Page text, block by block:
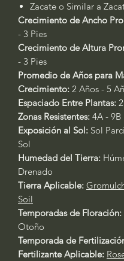
Zacate o Similar a
Crecimiento de Ancho
- 3 Pies
Crecimiento de Altura
- 3 Pies
Promedio de Años para
Crecimiento: 2 Años - 5
Espaciado Entre Plantas:
Zonas Resistentes: 4A - 9B
Exposición al Sol: Sol
Sol
Humedad del Tierra:
Drenado
Tierra Aplicable:
Soil
Temporadas de Floración:
Otoño
Temporada de
Fertilizante Aplicable: